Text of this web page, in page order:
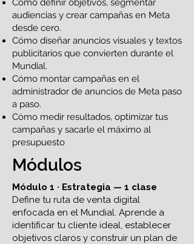
Cómo definir objetivos, segmentar
audiencias y crear campañas en Meta
desde cero.
Cómo diseñar anuncios visuales y textos
publicitarios que convierten durante el
Mundial.
Cómo montar campañas en el
administrador de anuncios de Meta paso
a paso.
Cómo medir resultados, optimizar tus
campañas y sacarle el máximo al
presupuesto
Módulos
Módulo 1 · Estrategia — 1 clase
Define tu ruta de venta digital
enfocada en el Mundial. Aprende a
identificar tu cliente ideal, establecer
objetivos claros y construir un plan de